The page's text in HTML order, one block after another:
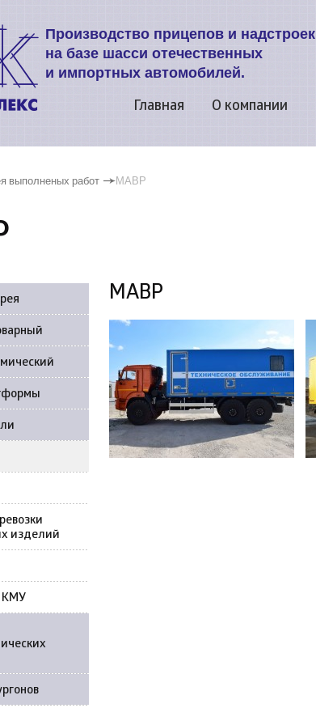
Производство прицепов и надстроек
на базе шасси отечественных
и импортных автомобилей.
Главная О компании
выполненых работ МАВР
изделий
КМУ
МАВР